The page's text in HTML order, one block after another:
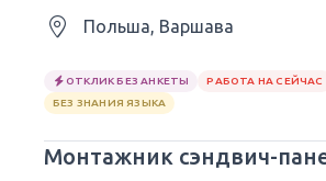
Польша, Варшава
ОТКЛИК БЕЗ АНКЕТЫ РАБОТА НА СЕЙЧАС
БЕЗ ЗНАНИЯ ЯЗЫКА
Монтажник сэндвич-